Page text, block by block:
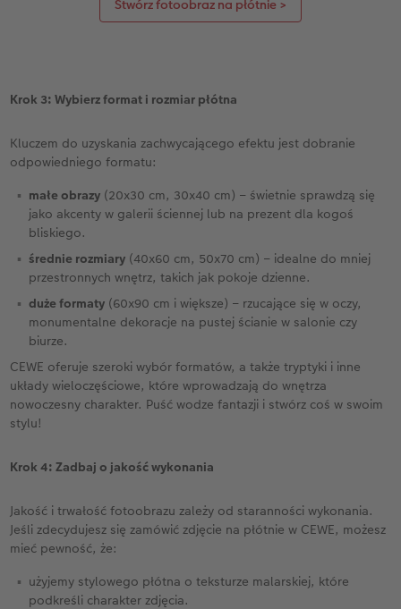
Stwórz fotoobraz na płótnie >
Krok 3: Wybierz format i rozmiar płótna
Kluczem do uzyskania zachwycającego efektu jest dobranie
odpowiedniego formatu:
małe obrazy (20x30 cm, 30x40 cm) – świetnie sprawdzą się
jako akcenty w galerii ściennej lub na prezent dla kogoś
bliskiego.
średnie rozmiary (40x60 cm, 50x70 cm) – idealne do mniej
przestronnych wnętrz, takich jak pokoje dzienne.
duże formaty (60x90 cm i większe) – rzucające się w oczy,
monumentalne dekoracje na pustej ścianie w salonie czy
biurze.
CEWE oferuje szeroki wybór formatów, a także tryptyki i inne
układy wieloczęściowe, które wprowadzają do wnętrza
nowoczesny charakter. Puść wodze fantazji i stwórz coś w swoim
stylu!
Krok 4: Zadbaj o jakość wykonania
Jakość i trwałość fotoobrazu zależy od staranności wykonania.
Jeśli zdecydujesz się zamówić zdjęcie na płótnie w CEWE, możesz
mieć pewność, że:
użyjemy stylowego płótna o teksturze malarskiej, które
podkreśli charakter zdjęcia.